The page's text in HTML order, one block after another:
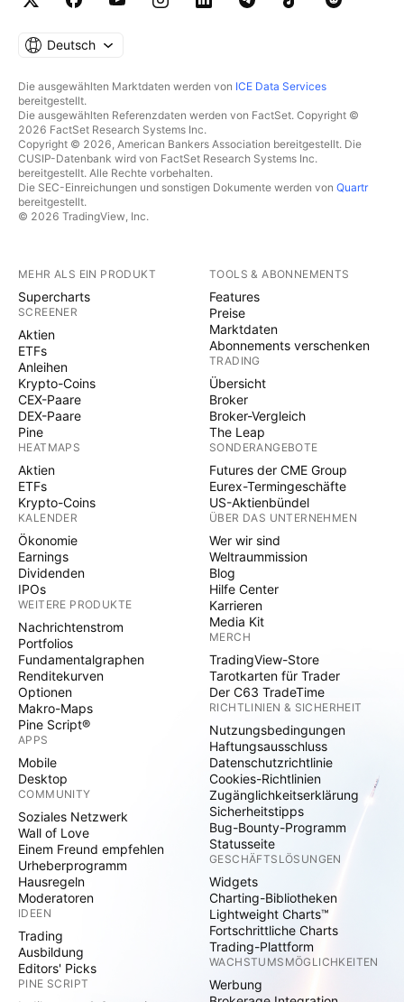
Deutsch
Die ausgewählten Marktdaten werden von ICE Data Services
bereitgestellt.
Die ausgewählten Referenzdaten werden von FactSet. Copyright ©
2026 FactSet Research Systems Inc.
Copyright © 2026, American Bankers Association bereitgestellt. Die
CUSIP-Datenbank wird von FactSet Research Systems Inc.
bereitgestellt. Alle Rechte vorbehalten.
Die SEC-Einreichungen und sonstigen Dokumente werden von Quartr
bereitgestellt.
© 2026 TradingView, Inc.
MEHR ALS EIN PRODUKT
Supercharts
SCREENER
Aktien
ETFs
Anleihen
Krypto-Coins
CEX-Paare
DEX-Paare
Pine
HEATMAPS
Aktien
ETFs
Krypto-Coins
KALENDER
Ökonomie
Earnings
Dividenden
IPOs
WEITERE PRODUKTE
Nachrichtenstrom
Portfolios
Fundamentalgraphen
Renditekurven
Optionen
Makro-Maps
Pine Script®
APPS
Mobile
Desktop
COMMUNITY
Soziales Netzwerk
Wall of Love
Einem Freund empfehlen
Urheberprogramm
Hausregeln
Moderatoren
IDEEN
Trading
Ausbildung
Editors' Picks
PINE SCRIPT
TOOLS & ABONNEMENTS
Features
Preise
Marktdaten
Abonnements verschenken
TRADING
Übersicht
Broker
Broker-Vergleich
The Leap
SONDERANGEBOTE
Futures der CME Group
Eurex-Termingeschäfte
US-Aktienbündel
ÜBER DAS UNTERNEHMEN
Wer wir sind
Weltraummission
Blog
Hilfe Center
Karrieren
Media Kit
MERCH
TradingView-Store
Tarotkarten für Trader
Der C63 TradeTime
RICHTLINIEN & SICHERHEIT
Nutzungsbedingungen
Haftungsausschluss
Datenschutzrichtlinie
Cookies-Richtlinien
Zugänglichkeitserklärung
Sicherheitstipps
Bug-Bounty-Programm
Statusseite
GESCHÄFTSLÖSUNGEN
Widgets
Charting-Bibliotheken
Lightweight Charts™
Fortschrittliche Charts
Trading-Plattform
WACHSTUMSMÖGLICHKEITEN
Werbung